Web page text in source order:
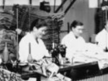
Motorsport